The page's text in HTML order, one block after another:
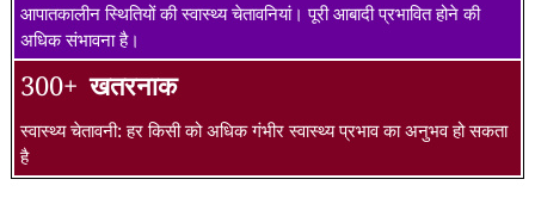
आपातकालीन स्थितियों की स्वास्थ्य चेतावनियां। पूरी आबादी प्रभावित होने की
अधिक संभावना है।
300+ खतरनाक
स्वास्थ्य चेतावनी: हर किसी को अधिक गंभीर स्वास्थ्य प्रभाव का अनुभव हो सकता
है